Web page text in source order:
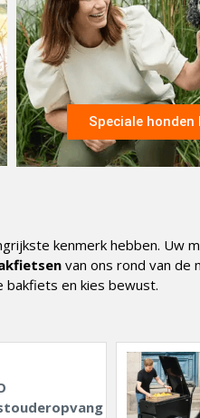
Speciale
kenmerk hebben. Uw
van ons rond van de
bakfiets en kies bewust.